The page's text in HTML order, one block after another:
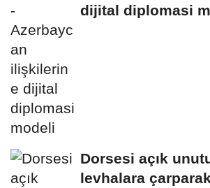
dijital diplomasi
Dorsesi açık
levhalara